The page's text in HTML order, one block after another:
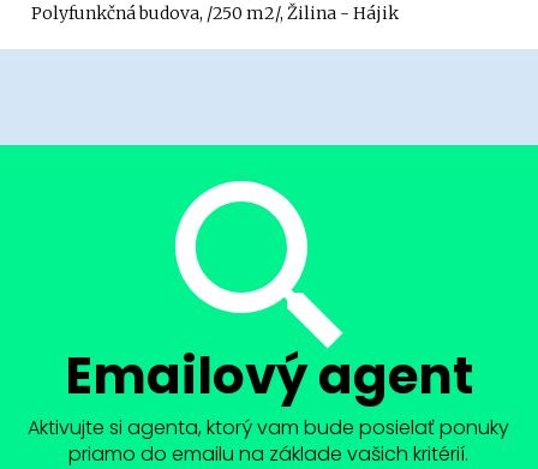
Polyfunkčná budova, /250 m2/, Žilina - Hájik
Emailový agent
Aktivujte si agenta, ktorý vam bude posielať ponuky
priamo do emailu na základe vašich kritérií.